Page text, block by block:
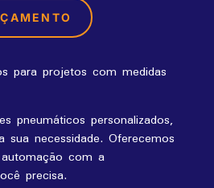
para projetos com medidas
pneumáticos personalizados,
necessidade. Oferecemos
com a
precisa.